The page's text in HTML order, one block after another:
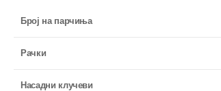
Број на парчиња
Рачки
Насадни клучеви